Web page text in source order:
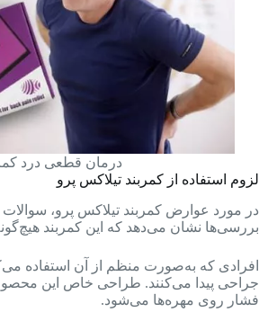
درمان قطعی درد
لزوم استفاده از کمربند تیلاکس پرو
در مورد عوارض کمربند تیلاکس پرو،
بررسی‌ها نشان می‌دهد که این کمربند
افرادی که به‌صورت منظم از آن استفاده
جراحی پیدا می‌کنند. طراحی خاص این
فشار روی مهره‌ها می‌شود.